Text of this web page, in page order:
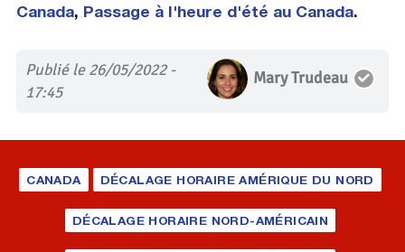
Canada, Passage à l'heure d'été au Canada.
Publié le 26/05/2022 -
17:45
Mary Trudeau
CANADA DÉCALAGE HORAIRE AMÉRIQUE DU NORD
DÉCALAGE HORAIRE NORD-AMÉRICAIN